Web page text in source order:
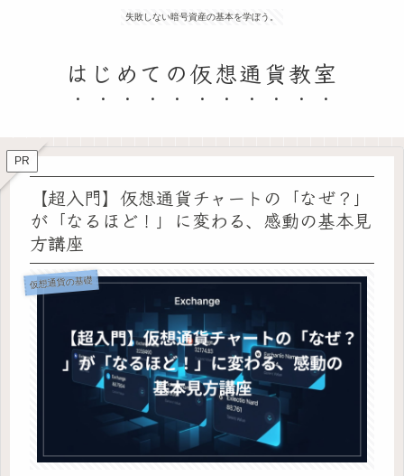
失敗しない暗号資産の基本を学ぼう。
はじめての仮想通貨教室
PR
【超入門】仮想通貨チャートの「なぜ？」
が「なるほど！」に変わる、感動の基本見
方講座
仮想通貨の基礎